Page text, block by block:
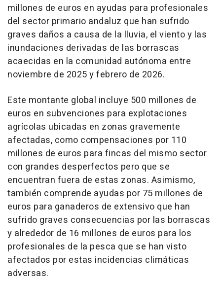
millones de euros en ayudas para profesionales
del sector primario andaluz que han sufrido
graves daños a causa de la lluvia, el viento y las
inundaciones derivadas de las borrascas
acaecidas en la comunidad autónoma entre
noviembre de 2025 y febrero de 2026.
Este montante global incluye 500 millones de
euros en subvenciones para explotaciones
agrícolas ubicadas en zonas gravemente
afectadas, como compensaciones por 110
millones de euros para fincas del mismo sector
con grandes desperfectos pero que se
encuentran fuera de estas zonas. Asimismo,
también comprende ayudas por 75 millones de
euros para ganaderos de extensivo que han
sufrido graves consecuencias por las borrascas
y alrededor de 16 millones de euros para los
profesionales de la pesca que se han visto
afectados por estas incidencias climáticas
adversas.